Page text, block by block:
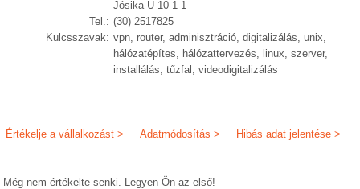
Jósika U 10 1 1
Tel.: (30) 2517825
Kulcsszavak: vpn, router, adminisztráció, digitalizálás, unix,
hálózatépítes, hálózattervezés, linux, szerver,
installálás, tűzfal, videodigitalizálás
Hibás adat jelentése >
Adatmódosítás >
Értékelje a vállalkozást >
Még nem értékelte senki. Legyen Ön az első!